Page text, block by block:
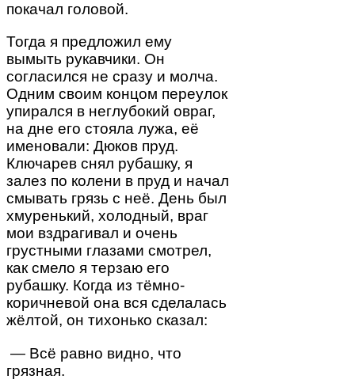
покачал головой.
Тогда я предложил ему
вымыть рукавчики. Он
согласился не сразу и молча.
Одним своим концом переулок
упирался в неглубокий овраг,
на дне его стояла лужа, её
именовали: Дюков пруд.
Ключарев снял рубашку, я
залез по колени в пруд и начал
смывать грязь с неё. День был
хмуренький, холодный, враг
мои вздрагивал и очень
грустными глазами смотрел,
как смело я терзаю его
рубашку. Когда из тёмно-
коричневой она вся сделалась
жёлтой, он тихонько сказал:
— Всё равно видно, что
грязная.